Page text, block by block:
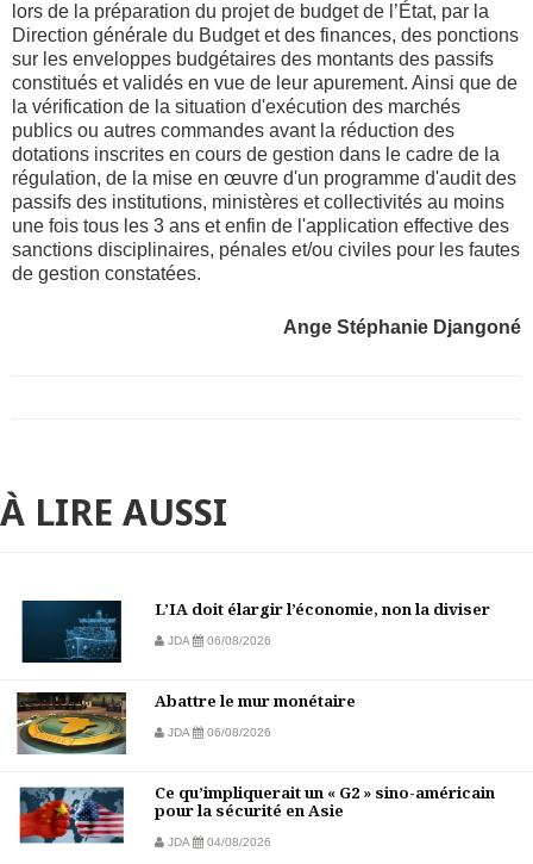
lors de la préparation du projet de budget de l’État, par la
Direction générale du Budget et des finances, des ponctions
sur les enveloppes budgétaires des montants des passifs
constitués et validés en vue de leur apurement. Ainsi que de
la vérification de la situation d'exécution des marchés
publics ou autres commandes avant la réduction des
dotations inscrites en cours de gestion dans le cadre de la
régulation, de la mise en œuvre d'un programme d'audit des
passifs des institutions, ministères et collectivités au moins
une fois tous les 3 ans et enfin de l'application effective des
sanctions disciplinaires, pénales et/ou civiles pour les fautes
de gestion constatées.
Ange Stéphanie Djangoné
À LIRE AUSSI
L’IA doit élargir l’économie, non la diviser
JDA 06/08/2026
Abattre le mur monétaire
JDA 06/08/2026
Ce qu’impliquerait un « G2 » sino-américain
pour la sécurité en Asie
JDA 04/08/2026